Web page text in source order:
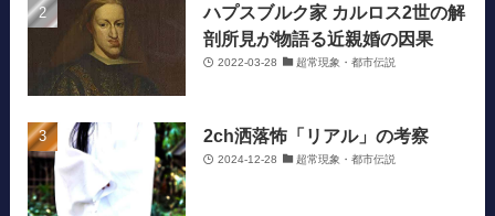
ハプスブルク家 カルロス2世の解
剖所見が物語る近親婚の因果
2022-03-28 超常現象・都市伝説
2ch洒落怖「リアル」の考察
2024-12-28 超常現象・都市伝説